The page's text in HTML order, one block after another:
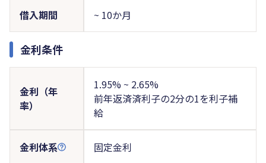
借入期間 ~ 10か月
金利条件
金利（年
率）
1.95% ~ 2.65%
前年返済済利子の2分の1を利子補
給
金利体系 固定金利